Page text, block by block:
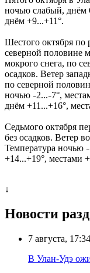
ночью слабый, днём
днём +9...+11°.
Шестого октября по
северной половине
мокрого снега, по
осадков. Ветер
по северной
ночью –2...–7°,
днём +11...+16°,
Седьмого октября
без осадков. Ветер
Температура ночью –
+14...+19°, местами
↓
Новости
7 августа, 17:34
В Улан-Удэ